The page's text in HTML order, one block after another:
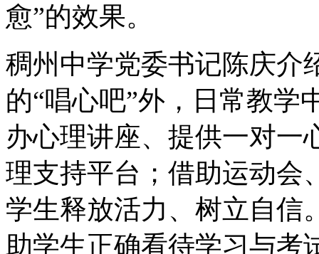
愈”的效果。
稠州中学党委书记陈庆介
的“唱心吧”外，日常教学
办心理讲座、提供一对一
理支持平台；借助运动会
学生释放活力、树立自信
助学生正确看待学习与考